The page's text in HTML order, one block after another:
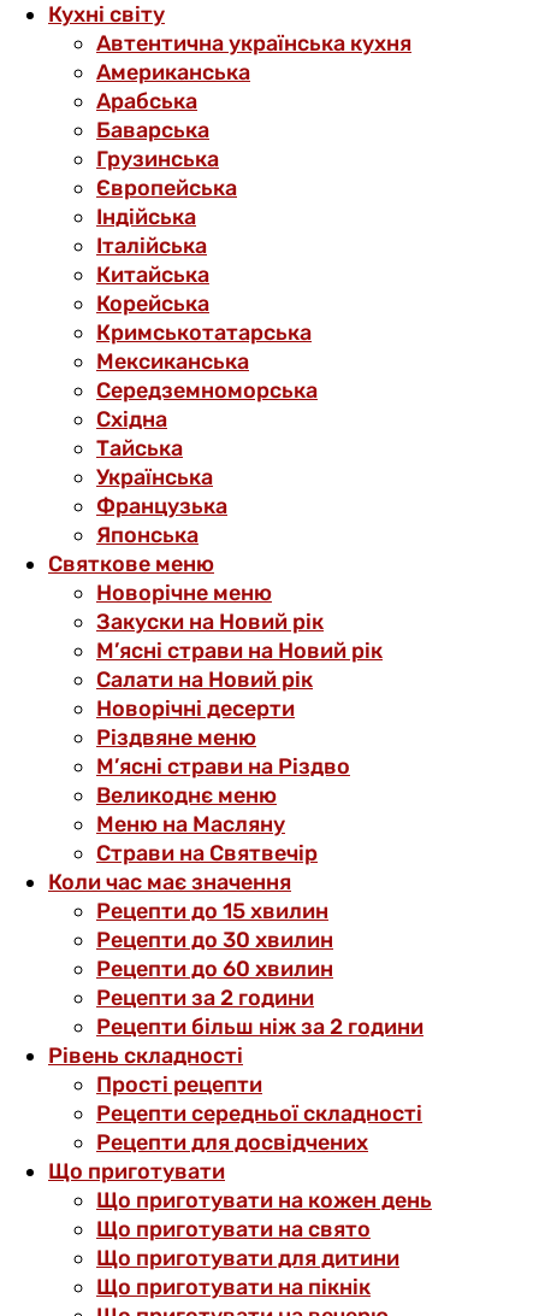
Кухні світу
Автентична українська кухня
Американська
Арабська
Баварська
Грузинська
Європейська
Індійська
Італійська
Китайська
Корейська
Кримськотатарська
Мексиканська
Середземноморська
Східна
Тайська
Українська
Французька
Японська
Святкове меню
Новорічне меню
Закуски на Новий рік
М’ясні страви на Новий рік
Салати на Новий рік
Новорічні десерти
Різдвяне меню
М’ясні страви на Різдво
Великоднє меню
Меню на Масляну
Страви на Святвечір
Коли час має значення
Рецепти до 15 хвилин
Рецепти до 30 хвилин
Рецепти до 60 хвилин
Рецепти за 2 години
Рецепти більш ніж за 2 години
Рівень складності
Прості рецепти
Рецепти середньої складності
Рецепти для досвідчених
Що приготувати
Що приготувати на кожен день
Що приготувати на свято
Що приготувати для дитини
Що приготувати на пікнік